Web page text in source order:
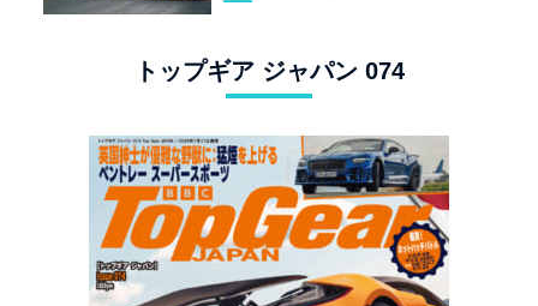
トップギア ジャパン 074